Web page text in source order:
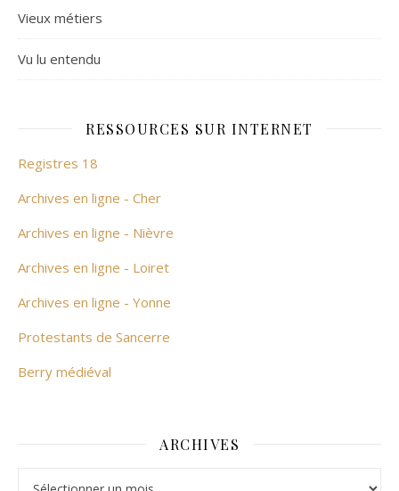
Vieux métiers
Vu lu entendu
RESSOURCES SUR INTERNET
Registres 18
Archives en ligne - Cher
Archives en ligne - Nièvre
Archives en ligne - Loiret
Archives en ligne - Yonne
Protestants de Sancerre
Berry médiéval
ARCHIVES